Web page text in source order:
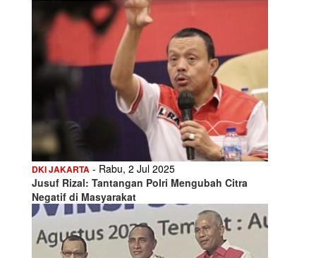
DKI JAKARTA - Rabu, 2 Jul 2025
Jusuf Rizal: Tantangan Polri Mengubah Citra
Negatif di Masyarakat